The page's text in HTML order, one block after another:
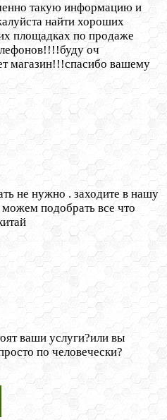
такую информацию и
найти хороших
площадках по продаже
оч
магазин!!!спасибо вашему
не нужно . заходите в нашу
подобрать все что
ваши услуги?или вы
по человечески?